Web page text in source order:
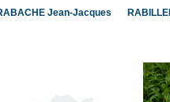
Jean-Jacques